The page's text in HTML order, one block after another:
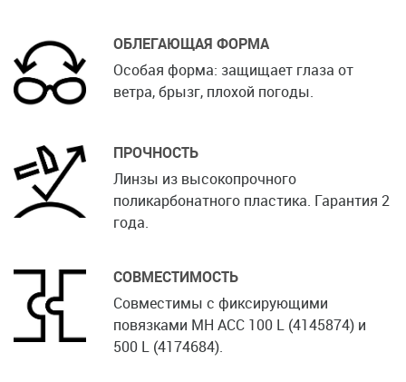
ОБЛЕГАЮЩАЯ ФОРМА
Особая форма: защищает глаза от
ветра, брызг, плохой погоды.
ПРОЧНОСТЬ
Линзы из высокопрочного
поликарбонатного пластика. Гарантия 2
года.
СОВМЕСТИМОСТЬ
Совместимы с фиксирующими
повязками MH ACC 100 L (4145874) и
500 L (4174684).